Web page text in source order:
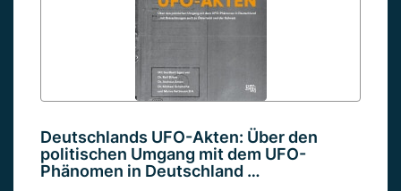
Deutschlands UFO-Akten: Über den
politischen Umgang mit dem UFO-
Phänomen in Deutschland …